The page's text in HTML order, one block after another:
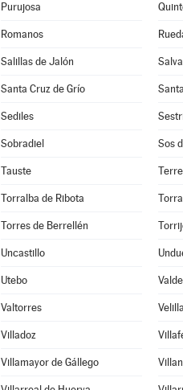
Purujosa
Romanos
Salillas de Jalón
Santa Cruz de Grío
Sediles
Sobradiel Sos
Tauste
Torralba de Ribota
Torres de Berrellén
Uncastillo
Utebo
Valtorres
Villadoz
Villamayor de Gállego